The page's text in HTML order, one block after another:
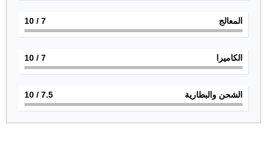
المعالج 7
/ 10
الكاميرا 7
/ 10
الشحن والبطارية 7.5
/ 10